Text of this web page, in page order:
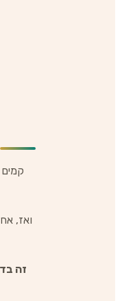
ואז,
זה